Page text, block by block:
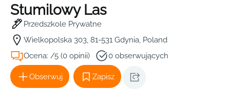
Stumilowy Las
Przedszkole Prywatne
Wielkopolska 303, 81-531 Gdynia, Poland
Ocena: /5 (0 opinii)
0 obserwujących
Obserwuj Zapisz